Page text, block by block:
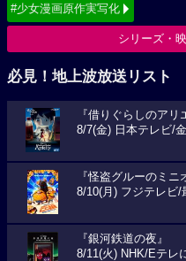
#少女漫画原作実写化
シリーズ・
必見！地上波放送リスト
『借りぐらしのアリ
8/7(金) 日本テレビ/
『怪盗グルーのミニ
8/10(月) フジテレビ/
『銀河鉄道の夜』
8/11(火) NHK/Eテレ